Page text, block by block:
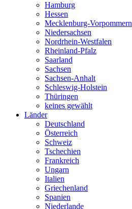
Hamburg
Hessen
Mecklenburg-Vorpommern
Niedersachsen
Nordrhein-Westfalen
Rheinland-Pfalz
Saarland
Sachsen
Sachsen-Anhalt
Schleswig-Holstein
Thüringen
keines gewählt
Länder
Deutschland
Österreich
Schweiz
Tschechien
Frankreich
Ungarn
Italien
Griechenland
Spanien
Niederlande